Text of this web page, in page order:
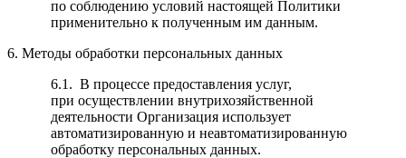
по соблюдению условий настоящей Политики
применительно к полученным им данным.
6. Методы обработки персональных данных
6.1. В процессе предоставления услуг,
при осуществлении внутрихозяйственной
деятельности Организация использует
автоматизированную и неавтоматизированную
обработку персональных данных.